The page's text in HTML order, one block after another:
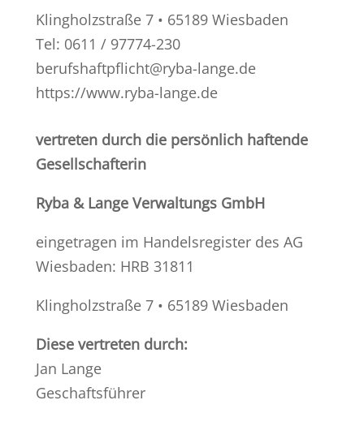
Klingholzstraße 7 • 65189 Wiesbaden
Tel: 0611 / 97774-230
berufshaftpflicht@ryba-lange.de
https://www.ryba-lange.de
vertreten durch die persönlich haftende
Gesellschafterin
Ryba & Lange Verwaltungs GmbH
eingetragen im Handelsregister des AG
Wiesbaden: HRB 31811
Klingholzstraße 7 • 65189 Wiesbaden
Diese vertreten durch:
Jan Lange
Geschaftsführer